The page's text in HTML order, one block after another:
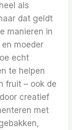
als
dat geldt
manieren in
moeder
echt
te helpen
fruit – ook de
creatief
met